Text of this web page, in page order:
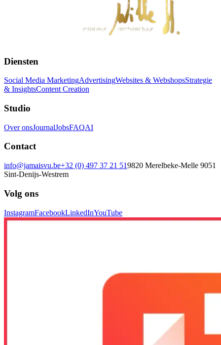
Diensten
Social Media MarketingAdvertisingWebsites & WebshopsStrategie
& InsightsContent Creation
Studio
Over onsJournalJobsFAQAI
Contact
info@jamaisvu.be+32 (0) 497 37 21 519820 Merelbeke-Melle 9051
Sint-Denijs-Westrem
Volg ons
InstagramFacebookLinkedInYouTube